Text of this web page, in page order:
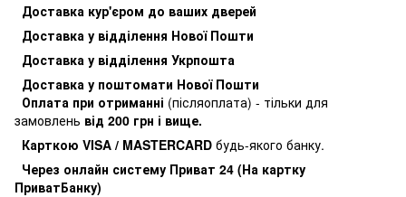
Доставка кур'єром до ваших дверей
Доставка у відділення Нової Пошти
Доставка у відділення Укрпошта
Доставка у поштомати Нової Пошти
Оплата при отриманні (післяоплата) - тільки для
замовлень від 200 грн і вище.
Карткою VISA / MASTERCARD будь-якого банку.
Через онлайн систему Приват 24 (На картку
ПриватБанку)